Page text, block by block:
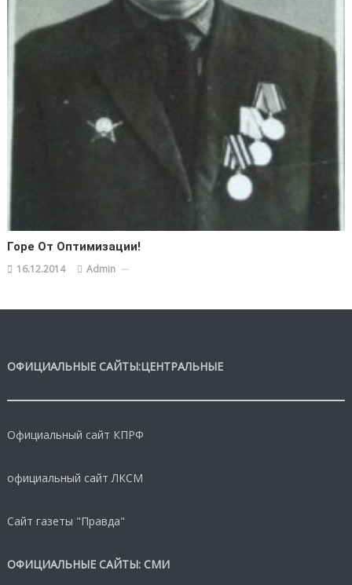
Горе От Оптимизации!
16.12.2014 Admin
ОФИЦИАЛЬНЫЕ САЙТЫ:ЦЕНТРАЛЬНЫЕ
Официальный сайт КПРФ
официальный сайт ЛКСМ
Сайт газеты "Правда"
ОФИЦИАЛЬНЫЕ САЙТЫ: СМИ